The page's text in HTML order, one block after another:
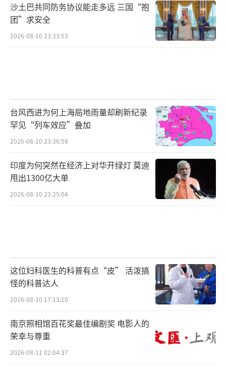
沙土巴共同防务协议能走多远 三国“抱
团”求安全
2026-08-10 23:33:53
台风西进为何上海局地雨量却刷新纪录
罕见“列车效应”叠加
2026-08-10 23:36:58
印度为何突然在经济上对华开绿灯 莫迪
甩出1300亿大单
2026-08-10 23:25:04
这位妇科医生的科普有点“皮” 活泼搞
怪的科普达人
2026-08-10 17:13:10
南京照相馆百花奖最佳编剧奖 电影人的
荣幸与尊重
2026-08-11 02:04:37